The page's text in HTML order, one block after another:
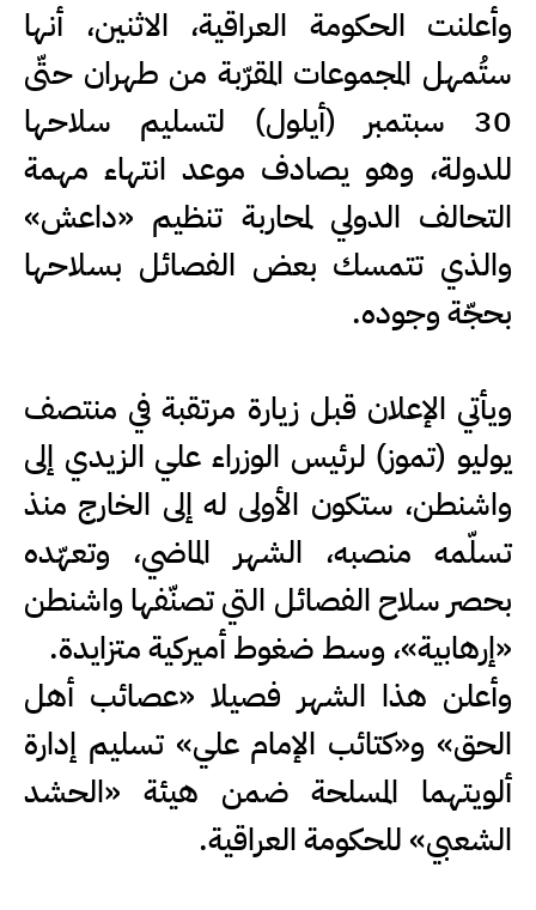
وأعلنت الحكومة العراقية، الاثنين، أنها
ستُمهل المجموعات المقرّبة من طهران حتّى
30 سبتمبر (أيلول) لتسليم سلاحها
للدولة، وهو يصادف موعد انتهاء مهمة
التحالف الدولي لمحاربة تنظيم «داعش»
والذي تتمسك بعض الفصائل بسلاحها
بحجّة وجوده.
ويأتي الإعلان قبل زيارة مرتقبة في منتصف
يوليو (تموز) لرئيس الوزراء علي الزيدي إلى
واشنطن، ستكون الأولى له إلى الخارج منذ
تسلّمه منصبه، الشهر الماضي، وتعهّده
بحصر سلاح الفصائل التي تصنّفها واشنطن
«إرهابية»، وسط ضغوط أميركية متزايدة.
وأعلن هذا الشهر فصيلا «عصائب أهل
الحق» و«كتائب الإمام علي» تسليم إدارة
ألويتهما المسلحة ضمن هيئة «الحشد
الشعبي» للحكومة العراقية.